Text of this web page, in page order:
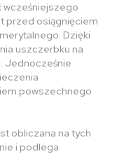
wcześniejszego
przed osiągnięciem
Dzięki
uszczerbku na
Jednocześnie
powszechnego
obliczana na tych
i podlega